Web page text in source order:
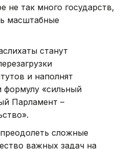
не так много государств,
масштабные
станут
и наполнят
«сильный
Парламент –
сложные
важных задач на